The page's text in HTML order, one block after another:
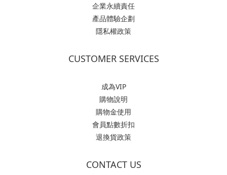
企業永續責任
產品體驗企劃
隱私權政策
CUSTOMER SERVICES
成為VIP
購物說明
購物金使用
會員點數折扣
退換貨政策
CONTACT US